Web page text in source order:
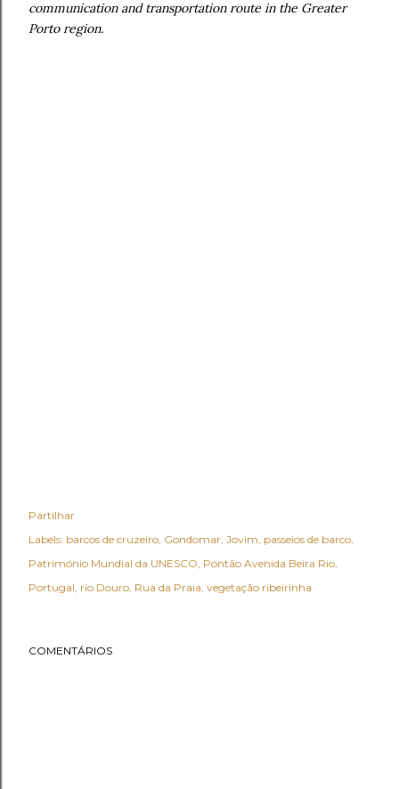
communication and transportation route in the Greater
Porto region.
Partilhar
Labels: barcos de cruzeiro Gondomar Jovim passeios de barco
Património Mundial da UNESCO Pontão Avenida Beira Rio
Portugal rio Douro Rua da Praia vegetação ribeirinha
COMENTÁRIOS